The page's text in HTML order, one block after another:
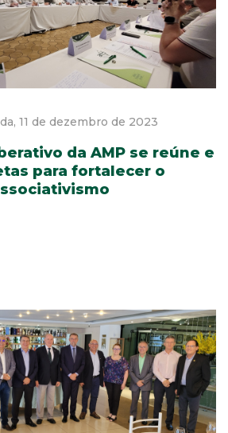
11 de dezembro de 2023
da AMP se reúne e
para fortalecer o